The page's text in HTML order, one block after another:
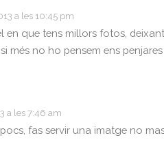
a les 10:45 pm
en que tens millors fotos,
més no ho pensem ens
a les 7:46 am
fas servir una imatge no